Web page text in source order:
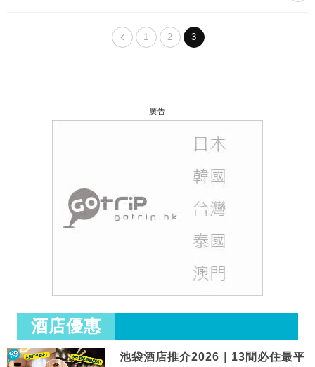
1 2 3
廣告
酒店優惠
池袋酒店推介2026｜13間必住最平